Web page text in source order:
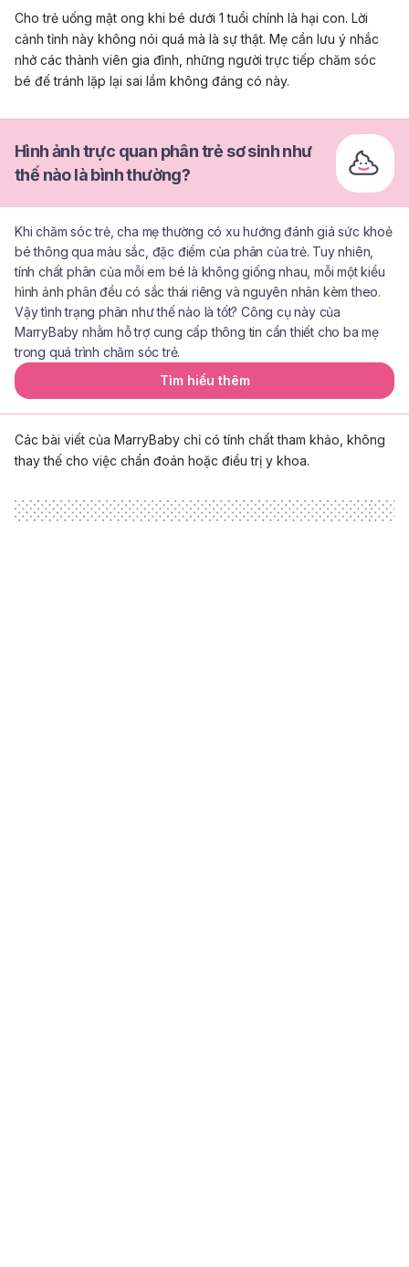
Cho trẻ uống mật ong khi bé dưới 1 tuổi chính là hại con. Lời
cảnh tỉnh này không nói quá mà là sự thật. Mẹ cần lưu ý nhắc
nhở các thành viên gia đình, những người trực tiếp chăm sóc
bé đế tránh lặp lại sai lầm không đáng có này.
Hình ảnh trực quan phân trẻ sơ sinh như
thế nào là bình thường?
Khi chăm sóc trẻ, cha mẹ thường có xu hướng đánh giá sức khoẻ
bé thông qua màu sắc, đặc điểm của phân của trẻ. Tuy nhiên,
tính chất phân của mỗi em bé là không giống nhau, mỗi một kiểu
hình ảnh phân đều có sắc thái riêng và nguyên nhân kèm theo.
Vậy tình trạng phân như thế nào là tốt? Công cụ này của
MarryBaby nhằm hỗ trợ cung cấp thông tin cần thiết cho ba mẹ
trong quá trình chăm sóc trẻ.
Tìm hiểu thêm
Các bài viết của MarryBaby chỉ có tính chất tham khảo, không
thay thế cho việc chẩn đoán hoặc điều trị y khoa.